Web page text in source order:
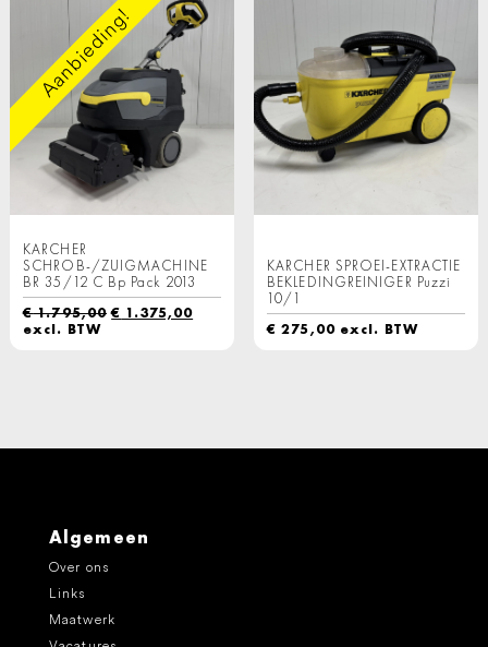
Aanbieding!
KARCHER
SCHROB-/ZUIGMACHINE
BR 35/12 C Bp Pack 2013
€1.795,00Oorspronkelijke
€ 1.375,00Huidige
excl. BTW
KARCHER SPROEI-EXTRACTIE
BEKLEDINGREINIGER Puzzi
10/1
€ 275,00excl. BTW
Algemeen
Over ons
Links
Maatwerk